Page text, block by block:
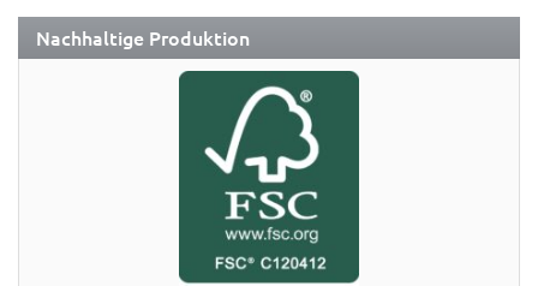
Nachhaltige Produktion